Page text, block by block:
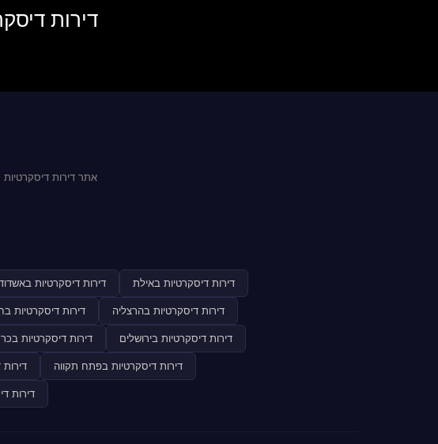
דירות
אתר דירות
דירות דיסקרטיות באילת דירות דיסקרטיות
דירות דיסקרטיות בהרצליה דירות דיסקרטיות
דירות דיסקרטיות בירושלים דירות דיסקרטיות
דירות דיסקרטיות בפתח תקווה
דירות